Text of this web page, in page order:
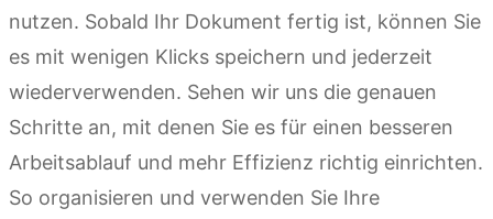
nutzen. Sobald Ihr Dokument fertig ist, können Sie
es mit wenigen Klicks speichern und jederzeit
wiederverwenden. Sehen wir uns die genauen
Schritte an, mit denen Sie es für einen besseren
Arbeitsablauf und mehr Effizienz richtig einrichten.
So organisieren und verwenden Sie Ihre